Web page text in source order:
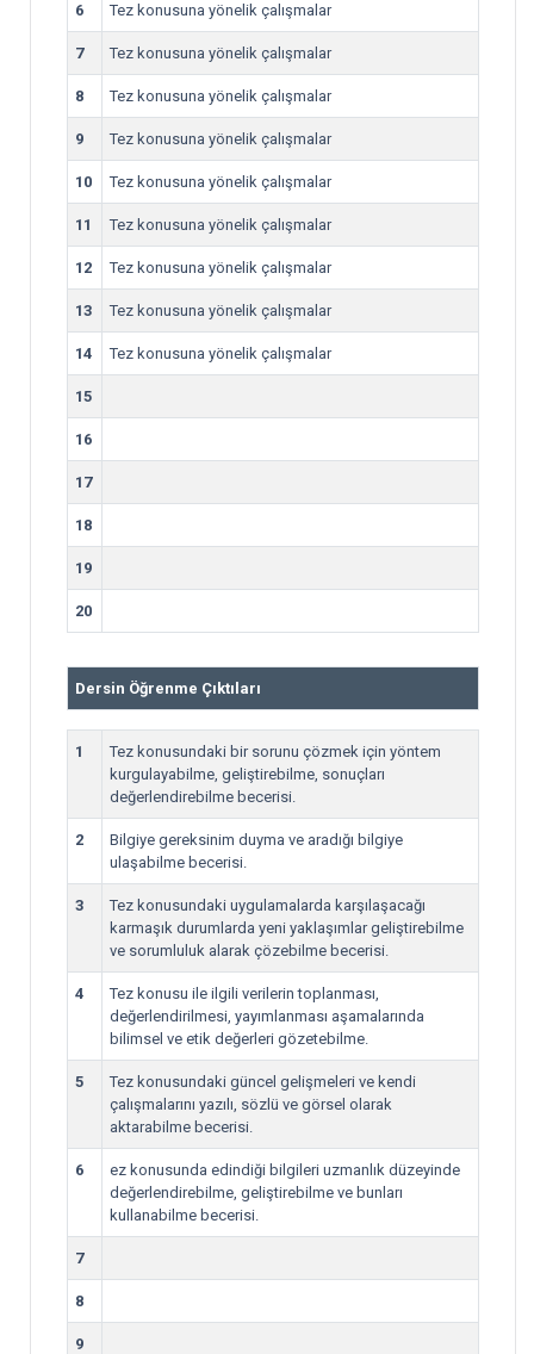
6 Tez konusuna yönelik çalışmalar
7 Tez konusuna yönelik çalışmalar
8 Tez konusuna yönelik çalışmalar
9 Tez konusuna yönelik çalışmalar
10 Tez konusuna yönelik çalışmalar
11 Tez konusuna yönelik çalışmalar
12 Tez konusuna yönelik çalışmalar
13 Tez konusuna yönelik çalışmalar
14 Tez konusuna yönelik çalışmalar
15
16
17
18
19
20
Dersin Öğrenme Çıktıları
1
Tez konusundaki bir sorunu çözmek için yöntem
kurgulayabilme, geliştirebilme, sonuçları
değerlendirebilme becerisi.
2
Bilgiye gereksinim duyma ve aradığı bilgiye
ulaşabilme becerisi.
3
Tez konusundaki uygulamalarda karşılaşacağı
karmaşık durumlarda yeni yaklaşımlar geliştirebilme
ve sorumluluk alarak çözebilme becerisi.
4
Tez konusu ile ilgili verilerin toplanması,
değerlendirilmesi, yayımlanması aşamalarında
bilimsel ve etik değerleri gözetebilme.
5
Tez konusundaki güncel gelişmeleri ve kendi
çalışmalarını yazılı, sözlü ve görsel olarak
aktarabilme becerisi.
6
ez konusunda edindiği bilgileri uzmanlık düzeyinde
değerlendirebilme, geliştirebilme ve bunları
kullanabilme becerisi.
7
8
9